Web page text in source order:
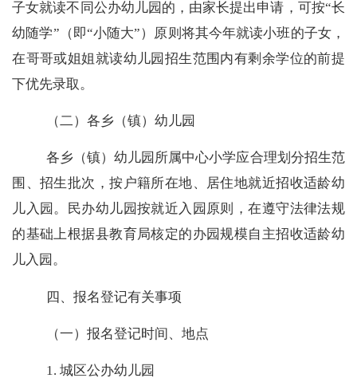
子女就读不同公办幼儿园的，由家长提出申请，可按“长
幼随学” （即“小随大”）原则将其今年就读小班的子女，
在哥哥或姐姐就读幼儿园招生范围内有剩余学位的前提
下优先录取。
（二）各乡（镇）幼儿园
各乡（镇）幼儿园所属中心小学应合理划分招生范
围、招生批次，按户籍所在地、居住地就近招收适龄幼
儿入园。民办幼儿园按就近入园原则，在遵守法律法规
的基础上根据县教育局核定的办园规模自主招收适龄幼
儿入园。
四、报名登记有关事项
（一）报名登记时间、地点
1. 城区公办幼儿园